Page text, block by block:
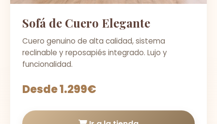
Sofá de Cuero Elegante
Cuero genuino de alta calidad, sistema
reclinable y reposapiés integrado. Lujo y
funcionalidad.
Desde 1.299€